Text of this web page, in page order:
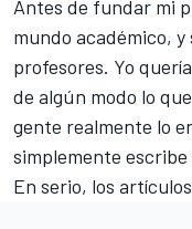
Antes de fundar mi
mundo académico,
profesores. Yo
de algún modo lo
gente realmente lo
simplemente
En serio, los